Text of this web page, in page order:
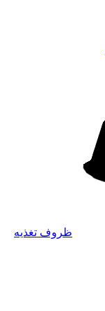
ظروف تغذیه